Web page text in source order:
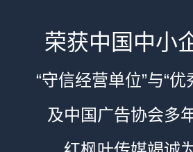
荣获中国中小
“守信经营单位”与“优
及中国广告协会多